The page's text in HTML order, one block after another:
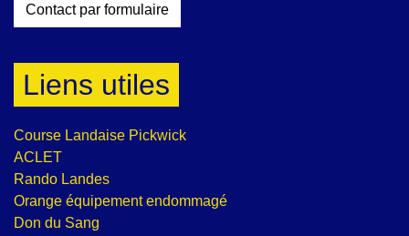
Contact par formulaire
Liens utiles
Course Landaise Pickwick
ACLET
Rando Landes
Orange équipement endommagé
Don du Sang